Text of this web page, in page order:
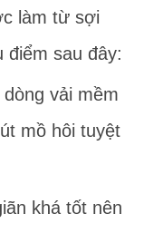
làm từ sợi
điểm sau đây:
vải mềm
mồ hôi tuyệt
khá tốt nên